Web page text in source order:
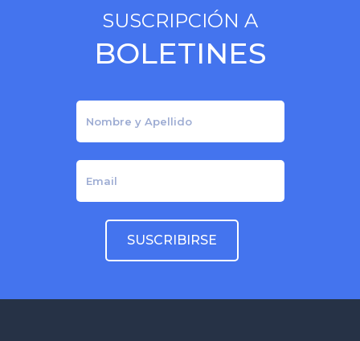
SUSCRIPCIÓN A
BOLETINES